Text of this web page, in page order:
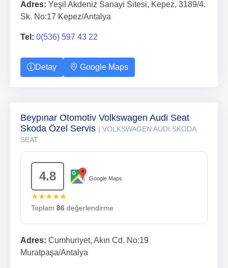
Adres: Yeşil Akdeniz Sanayi Sitesi, Kepez, 3189/4.
Sk. No:17 Kepez/Antalya
Tel: 0(536) 597 43 22
Detay Google Maps
Beypınar Otomotiv Volkswagen Audi Seat
Skoda Özel Servis | VOLKSWAGEN AUDI SKODA
SEAT
4.8 Google Maps
★★★★★
Toplam 86 değerlendirme
Adres: Cumhuriyet, Akın Cd. No:19
Muratpaşa/Antalya